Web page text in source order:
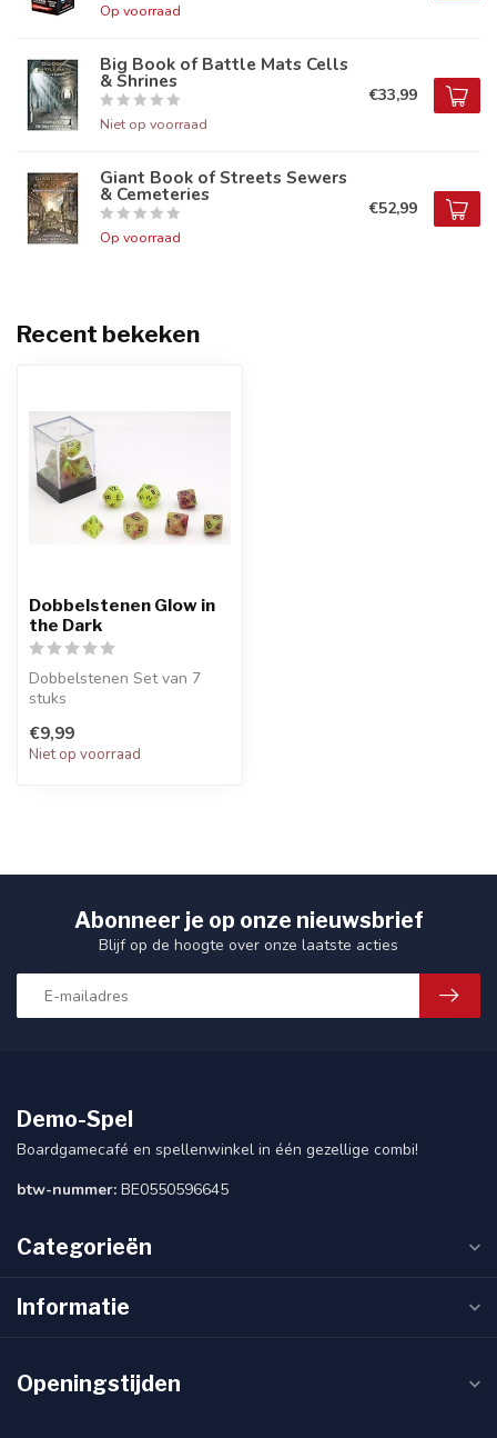
Op voorraad
Big Book of Battle Mats Cells
& Shrines
Niet op voorraad
€33,99
Giant Book of Streets Sewers
& Cemeteries
Op voorraad
€52,99
Recent bekeken
Dobbelstenen Glow in
the Dark
Dobbelstenen Set van 7
stuks
Kunststof, D4 / D6 / D...
€9,99
Niet op voorraad
Abonneer je op onze nieuwsbrief
Blijf op de hoogte over onze laatste acties
Demo-Spel
Boardgamecafé en spellenwinkel in één gezellige combi!
btw-nummer: BE0550596645
Categorieën
Informatie
Openingstijden